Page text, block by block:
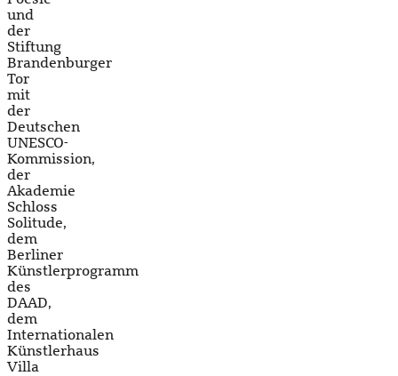
und
der
Stiftung
Brandenburger
Tor
mit
der
Deutschen
UNESCO-
Kommission,
der
Akademie
Schloss
Solitude,
dem
Berliner
Künstlerprogramm
des
DAAD,
dem
Internationalen
Künstlerhaus
Villa